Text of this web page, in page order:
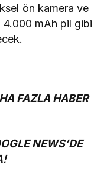
ön kamera ve
4.000 mAh pil gibi
HABER